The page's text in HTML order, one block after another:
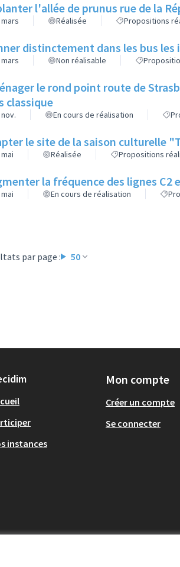
l'allée de prunus rue de la
mars Réalisée Propositions
distinctement dans les bus
mars Non réalisable
le rond point route de
classique
En cours de réalisation
le site de la saison culturelle
Réalisée Propositions
la fréquence des lignes C2
En cours de réalisation
par page : 50
instances
Mon compte
Créer un compte
Se connecter